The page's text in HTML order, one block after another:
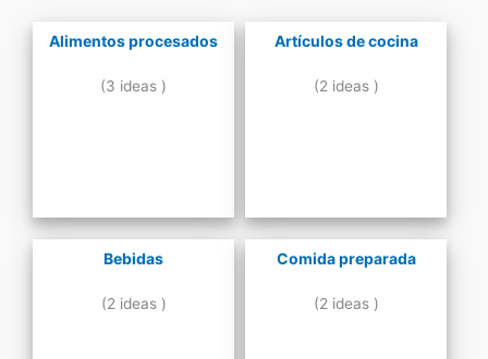
Alimentos procesados
(3 ideas )
Artículos de cocina
(2 ideas )
Bebidas
(2 ideas )
Comida preparada
(2 ideas )